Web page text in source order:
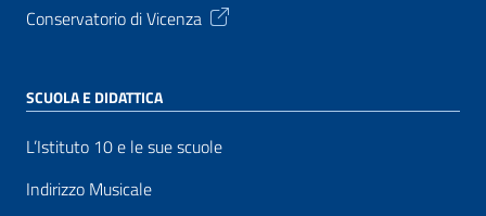
Conservatorio di Vicenza
SCUOLA E DIDATTICA
L’Istituto 10 e le sue scuole
Indirizzo Musicale